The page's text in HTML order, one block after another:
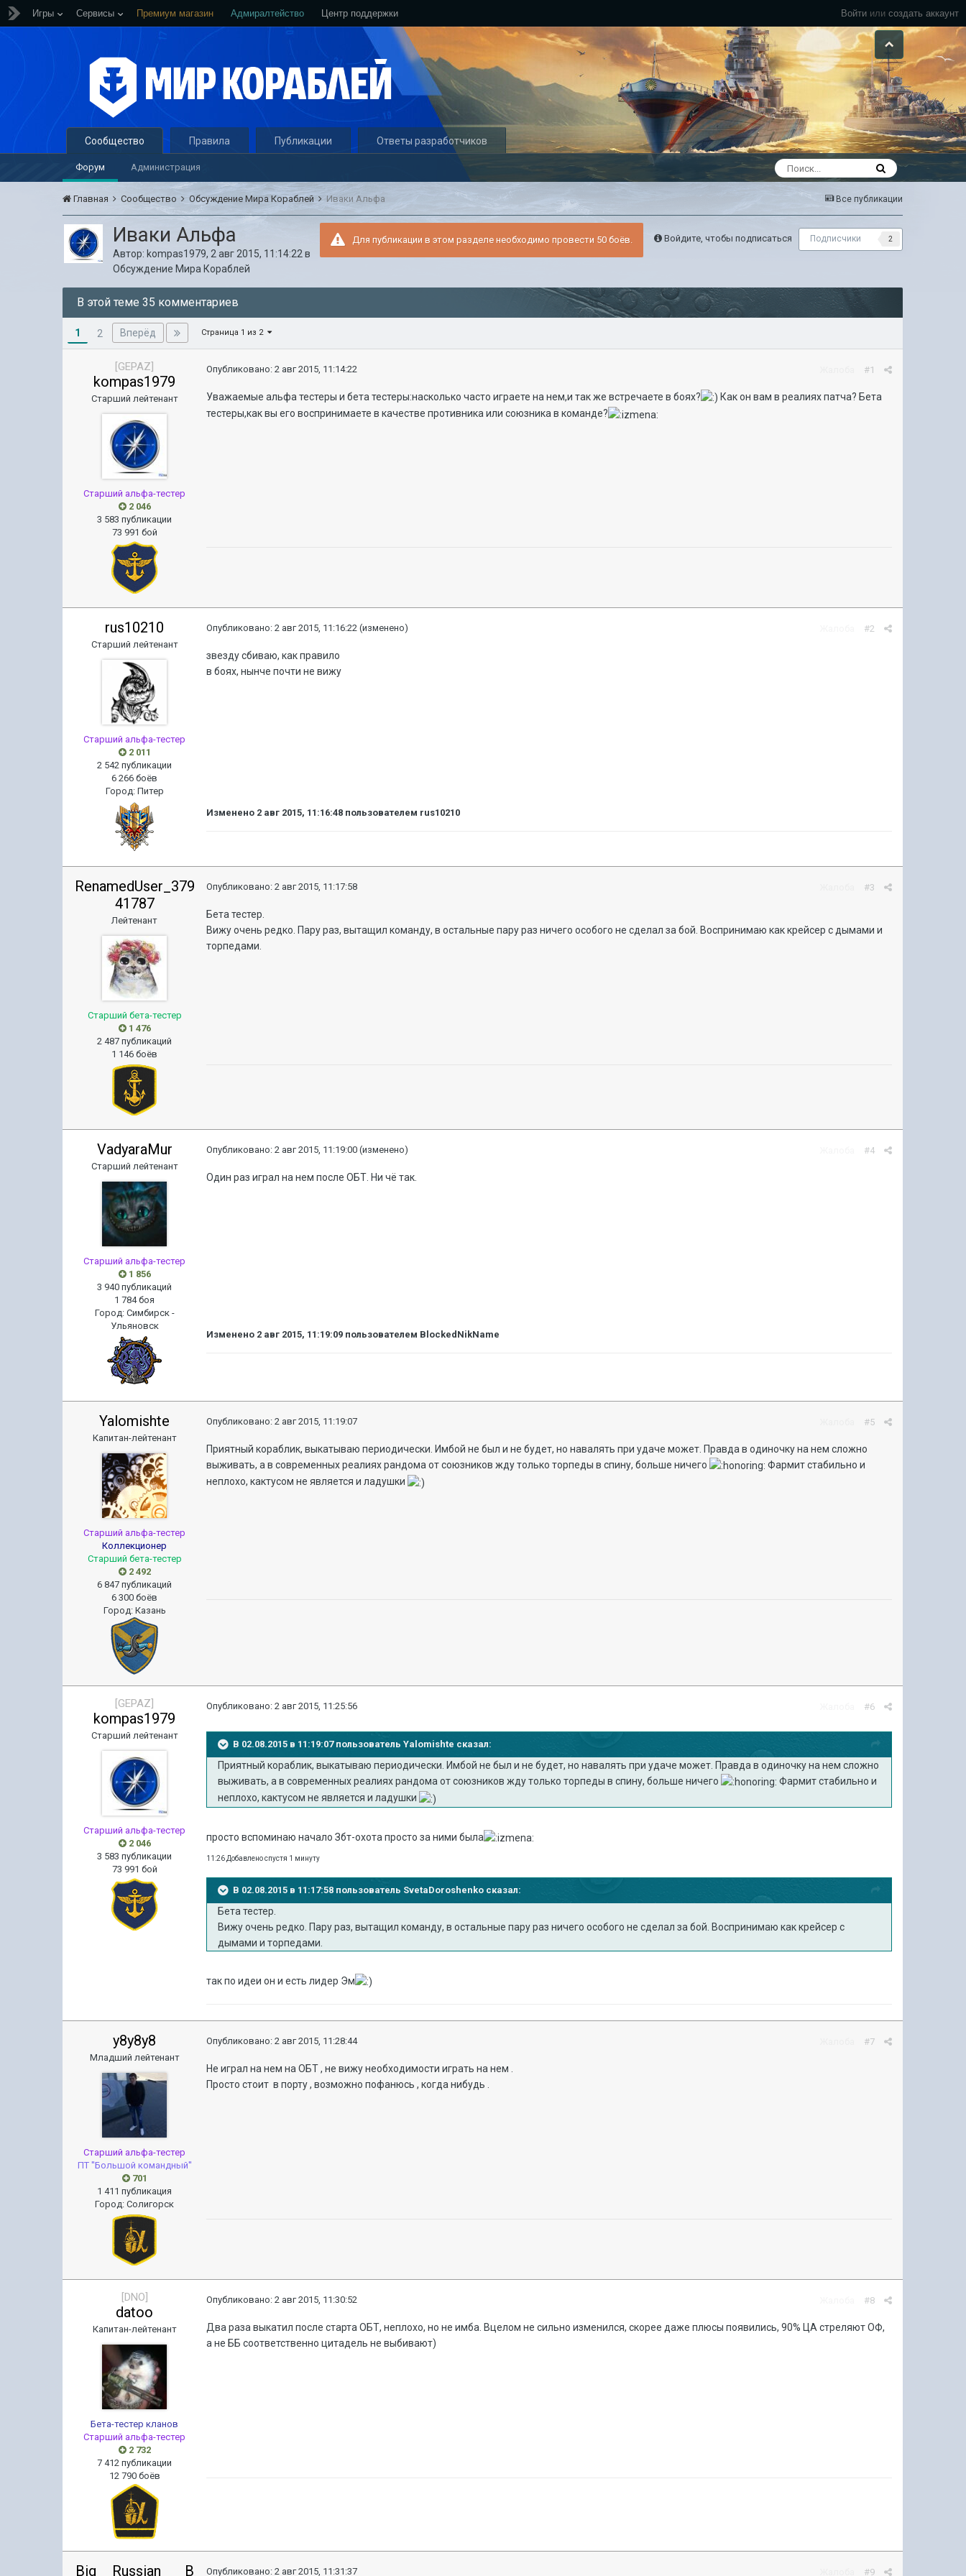
Войти или создать аккаунт
Игры Сервисы Премиум магазин Адмиралтейство Центр поддержки
Сообщество
Форум Администрация
Правила Публикации Ответы разработчиков
Все публикации
Главная Сообщество Обсуждение Мира Кораблей Иваки Альфа
Войдите, чтобы подписаться Подписчики 2
Для публикации в этом разделе необходимо провести 50 боёв.
Иваки Альфа
Автор: kompas1979, 2 авг 2015, 11:14:22 в
Обсуждение Мира Кораблей
В этой теме 35 комментариев
1 2 Вперёд Страница 1 из 2
[GEPAZ]
kompas1979
Старший лейтенант
Старший альфа-тестер
2 046
3 583 публикации
73 991 бой
#1
Опубликовано:2 авг 2015, 11:14:22
Уважаемые альфа тестеры и бета тестеры:насколько часто играете на нем,и так же встречаете в боях?
Как он вам в реалиях патча? Бета
тестеры,как вы его воспринимаете в качестве противника или союзника в команде?
rus10210
Старший лейтенант
Старший альфа-тестер
2 011
2 542 публикации
6 266 боёв
Город: Питер
#2
Опубликовано:2 авг 2015, 11:16:22 (изменено)
звезду сбиваю, как правило
в боях, нынче почти не вижу
Изменено 2 авг 2015, 11:16:48 пользователем rus10210
RenamedUser_379
41787
Лейтенант
Старший бета-тестер
1 476
2 487 публикаций
1 146 боёв
#3
Опубликовано:2 авг 2015, 11:17:58
Бета тестер.
Вижу очень редко. Пару раз, вытащил команду, в остальные пару раз ничего особого не сделал за бой. Воспринимаю как крейсер с дымами и
торпедами.
VadyaraMur
Старший лейтенант
Старший альфа-тестер
1 856
3 940 публикаций
1 784 боя
Город: Симбирск -
Ульяновск
#4
Опубликовано:2 авг 2015, 11:19:00 (изменено)
Один раз играл на нем после ОБТ. Ни чё так.
Изменено 2 авг 2015, 11:19:09 пользователем BlockedNikName
Yalomishte
Капитан-лейтенант
Старший альфа-тестер
Коллекционер
Старший бета-тестер
2 492
6 847 публикаций
6 300 боёв
Город: Казань
#5
Опубликовано:2 авг 2015, 11:19:07
Приятный кораблик, выкатываю периодически. Имбой не был и не будет, но навалять при удаче может. Правда в одиночку на нем сложно
выживать, а в современных реалиях рандома от союзников жду только торпеды в спину, больше ничего
Фармит стабильно и
неплохо, кактусом не является и ладушки
[GEPAZ]
kompas1979
Старший лейтенант
Старший альфа-тестер
2 046
3 583 публикации
73 991 бой
#6
Опубликовано:2 авг 2015, 11:25:56
В 02.08.2015 в 11:19:07 пользователь Yalomishte сказал:
Приятный кораблик, выкатываю периодически. Имбой не был и не будет, но навалять при удаче может. Правда в одиночку на нем сложно
выживать, а в современных реалиях рандома от союзников жду только торпеды в спину, больше ничего
Фармит стабильно и
неплохо, кактусом не является и ладушки
просто вспоминаю начало Збт-охота просто за ними была
11:26 Добавлено спустя 1 минуту
В 02.08.2015 в 11:17:58 пользователь SvetaDoroshenko сказал:
Бета тестер.
Вижу очень редко. Пару раз, вытащил команду, в остальные пару раз ничего особого не сделал за бой. Воспринимаю как крейсер с
дымами и торпедами.
так по идеи он и есть лидер Эм
y8y8y8
Младший лейтенант
Старший альфа-тестер
ПТ ''Большой командный''
701
1 411 публикация
Город:Солигорск
#7
Опубликовано:2 авг 2015, 11:28:44
Не играл на нем на ОБТ , не вижу необходимости играть на нем .
Просто стоит в порту , возможно пофанюсь , когда нибудь .
[DNO]
datoo
Капитан-лейтенант
Бета-тестер кланов
Старший альфа-тестер
2 732
7 412 публикации
12 790 боёв
#8
Опубликовано:2 авг 2015, 11:30:52
Два раза выкатил после старта ОБТ, неплохо, но не имба. Вцелом не сильно изменился, скорее даже плюсы появились, 90% ЦА стреляют ОФ,
а не ББ соответственно цитадель не выбивают)
Big__Russian___B #9
Опубликовано:2 авг 2015, 11:31:37